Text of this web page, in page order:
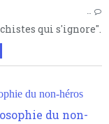
…
qui s'ignore".
du non-héros